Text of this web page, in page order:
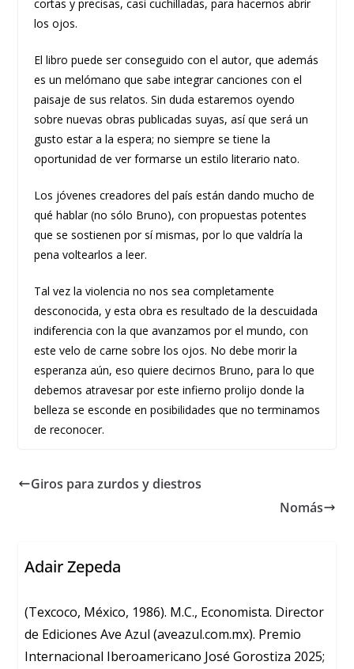
cortas y precisas, casi cuchilladas, para hacernos abrir
los ojos.
El libro puede ser conseguido con el autor, que además
es un melómano que sabe integrar canciones con el
paisaje de sus relatos. Sin duda estaremos oyendo
sobre nuevas obras publicadas suyas, así que será un
gusto estar a la espera; no siempre se tiene la
oportunidad de ver formarse un estilo literario nato.
Los jóvenes creadores del país están dando mucho de
qué hablar (no sólo Bruno), con propuestas potentes
que se sostienen por sí mismas, por lo que valdría la
pena voltearlos a leer.
Tal vez la violencia no nos sea completamente
desconocida, y esta obra es resultado de la descuidada
indiferencia con la que avanzamos por el mundo, con
este velo de carne sobre los ojos. No debe morir la
esperanza aún, eso quiere decirnos Bruno, para lo que
debemos atravesar por este infierno prolijo donde la
belleza se esconde en posibilidades que no terminamos
de reconocer.
Giros para zurdos y diestros
Nomás
Adair Zepeda
(Texcoco, México, 1986). M.C., Economista. Director
de Ediciones Ave Azul (aveazul.com.mx). Premio
Internacional Iberoamericano José Gorostiza 2025;